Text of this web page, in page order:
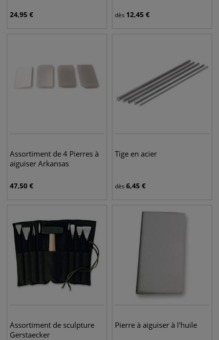
24,95 € dès 12,45 €
Assortiment de 4 Pierres à
aiguiser Arkansas
47,50 €
Tige en acier
dès 6,45 €
Assortiment de sculpture
Gerstaecker
Pierre à aiguiser à l'huile